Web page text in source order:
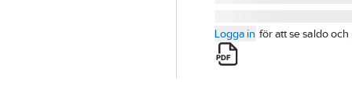
Logga in för att se saldo och